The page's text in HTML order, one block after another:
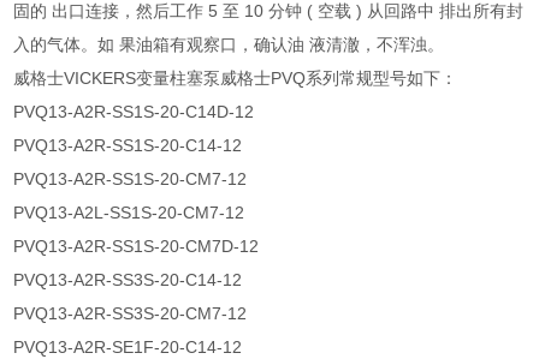
固的 出口连接，然后工作 5 至 10 分钟 ( 空载 ) 从回路中 排出所有封
入的气体。如 果油箱有观察口，确认油 液清澈，不浑浊。
威格士VICKERS变量柱塞泵威格士PVQ系列常规型号如下：
PVQ13-A2R-SS1S-20-C14D-12
PVQ13-A2R-SS1S-20-C14-12
PVQ13-A2R-SS1S-20-CM7-12
PVQ13-A2L-SS1S-20-CM7-12
PVQ13-A2R-SS1S-20-CM7D-12
PVQ13-A2R-SS3S-20-C14-12
PVQ13-A2R-SS3S-20-CM7-12
PVQ13-A2R-SE1F-20-C14-12